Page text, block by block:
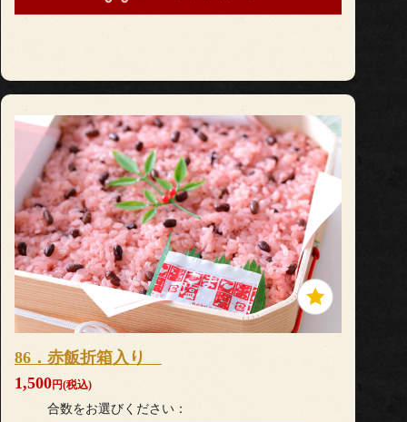
86．赤飯折箱入り
1,500円(税込)
合数をお選びください：